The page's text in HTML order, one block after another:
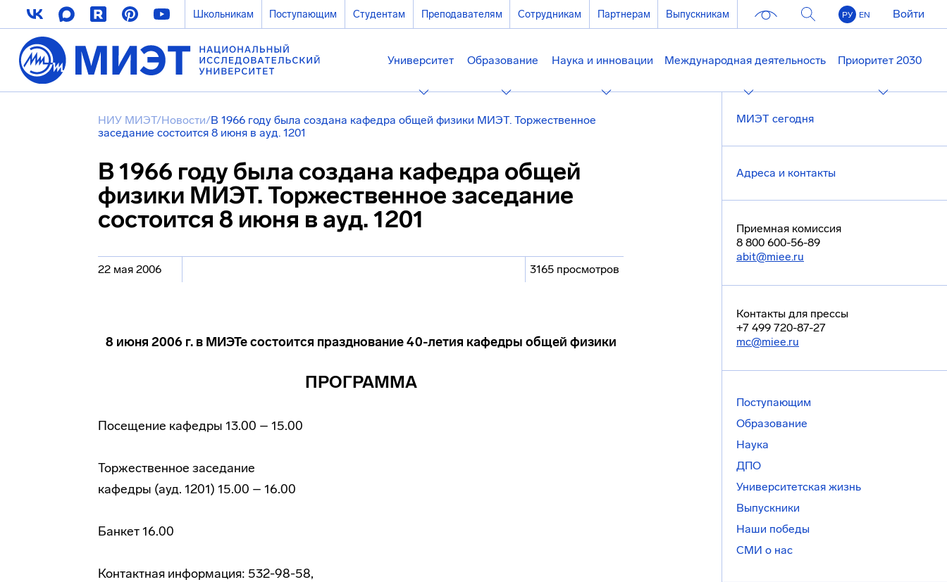
Школьникам Поступающим Студентам Преподавателям Сотрудникам Партнерам Выпускникам РУ EN Войти
Университет Образование Наука и инновации Международная деятельность Приоритет 2030
НИУ МИЭТ/Новости/В 1966 году была создана кафедра общей физики МИЭТ. Торжественное
заседание состоится 8 июня в ауд. 1201
В 1966 году была создана кафедра общей
физики МИЭТ. Торжественное заседание
состоится 8 июня в ауд. 1201
22 мая 2006 3165 просмотров
8 июня 2006 г. в МИЭТе состоится празднование 40-летия кафедры общей физики
ПРОГРАММА
Посещение кафедры 13.00 – 15.00
Торжественное заседание
кафедры (ауд. 1201) 15.00 – 16.00
Банкет 16.00
Контактная информация: 532-98-58,
МИЭТ сегодня
Адреса и контакты
Приемная комиссия
8 800 600-56-89
abit@miee.ru
Контакты для прессы
+7 499 720-87-27
mc@miee.ru
Поступающим
Образование
Наука
ДПО
Университетская жизнь
Выпускники
Наши победы
СМИ о нас